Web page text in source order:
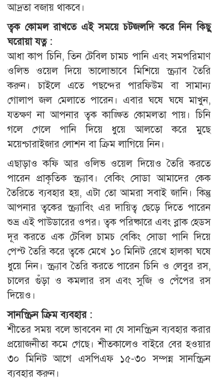
আদ্রতা বজায় থাকবে।
ত্বক কোমল রাখতে এই সময়ে চটজলদি করে নিন কিছু
ঘরোয়া যত্ন :
আধা কাপ চিনি, তিন টেবিল চামচ পানি এবং সমপরিমাণ
ওলিভ ওয়েল দিয়ে ভালোভাবে মিশিয়ে স্ক্র্যাব তৈরি
করুন। চাইলে এতে পছন্দের পারফিউম বা সামান্য
গোলাপ জল মেলাতে পারেন। এবার ঘষে ঘষে মাখুন,
যতক্ষণ না আপনার ত্বক কাঙ্ক্ষিত কোমলতা পায়। চিনি
গলে গেলে পানি দিয়ে ধুয়ে আলতো করে মুছে
ময়েশ্চারাইজার লোশন বা ক্রিম লাগিয়ে নিন।
এছাড়াও কফি আর ওলিভ ওয়েল দিয়েও তৈরি করতে
পারেন প্রাকৃতিক স্ক্র্যাব। বেকিং সোডা আমাদের কেক
তৈরিতে ব্যবহার হয়, এটা তো আমরা সবাই জানি। কিন্তু
আপনার ত্বকের স্ক্র্যাবিং এর দায়িত্ব ছেড়ে দিতে পারেন
শুভ্র এই পাউডারের ওপর। ত্বক পরিষ্কারে এবং ব্লাক হেডস
দূর করতে এক টেবিল চামচ বেকিং সোডা পানি দিয়ে
পেস্ট তৈরি করে ত্বকে মেখে ১০ মিনিট রেখে হালকা ঘষে
ধুয়ে নিন। স্ক্র্যাব তৈরি করতে পারেন চিনি ও লেবুর রস,
চালের গুঁড়া ও কমলার রস এবং সুজি ও পেঁপের রস
দিয়েও।
সানস্ক্রিন ক্রিম ব্যবহার :
শীতের সময় বলে ভাববেন না যে সানস্ক্রিন ব্যবহার করার
প্রয়োজনীতা কমে গেছে। শীতকালেও বাইরে বের হওয়ার
৩০ মিনিট আগে এসপিএফ ১৫-৩০ সম্পন্ন সানস্ক্রিন
ব্যবহার করুন।